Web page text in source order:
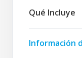
Qué Incluye
Información